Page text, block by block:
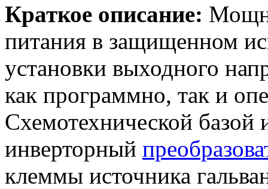
Краткое описание:
питания в защищенном
установки выходного
как программно, так и
Схемотехнической базой
инверторный
клеммы источника